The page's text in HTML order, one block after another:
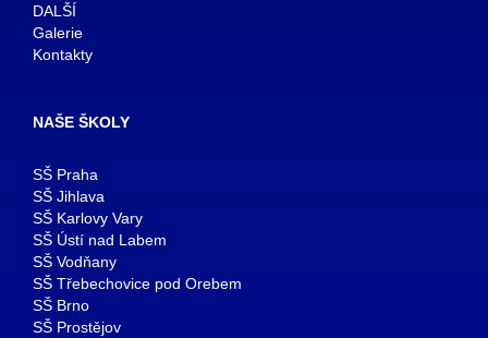
DALŠÍ
Galerie
Kontakty
NAŠE ŠKOLY
SŠ Praha
SŠ Jihlava
SŠ Karlovy Vary
SŠ Ústí nad Labem
SŠ Vodňany
SŠ Třebechovice pod Orebem
SŠ Brno
SŠ Prostějov